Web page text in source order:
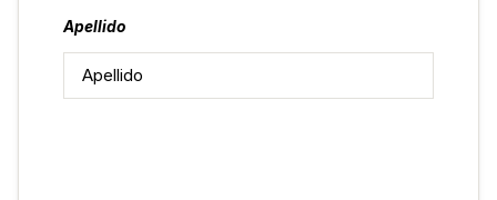
Apellido